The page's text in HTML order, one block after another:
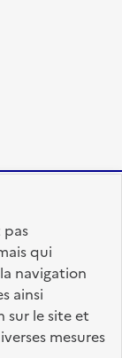
qui
navigation
ainsi
sur le site et
mesures